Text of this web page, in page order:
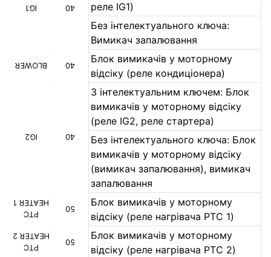
IG1 40
реле IG1)
Без інтелектуального ключа:
Вимикач запалювання
BLOWER 40
Блок вимикачів у моторному
відсіку (реле кондиціонера)
IG2 40
З інтелектуальним ключем: Блок
вимикачів у моторному відсіку
(реле IG2, реле стартера)
Без інтелектуального ключа: Блок
вимикачів у моторному відсіку
(вимикач запалювання), вимикач
запалювання
PTC
HEATER 1
50
Блок вимикачів у моторному
відсіку (реле нагрівача PTC 1)
PTC
HEATER 2
50
Блок вимикачів у моторному
відсіку (реле нагрівача PTC 2)